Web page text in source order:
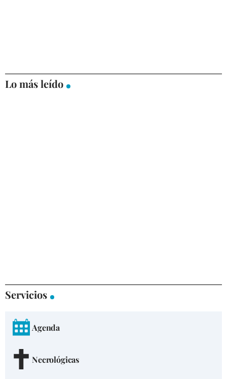
Lo más leído
Servicios
Agenda
Necrológicas